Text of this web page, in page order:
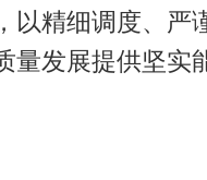
以精细调度、严
量发展提供坚实